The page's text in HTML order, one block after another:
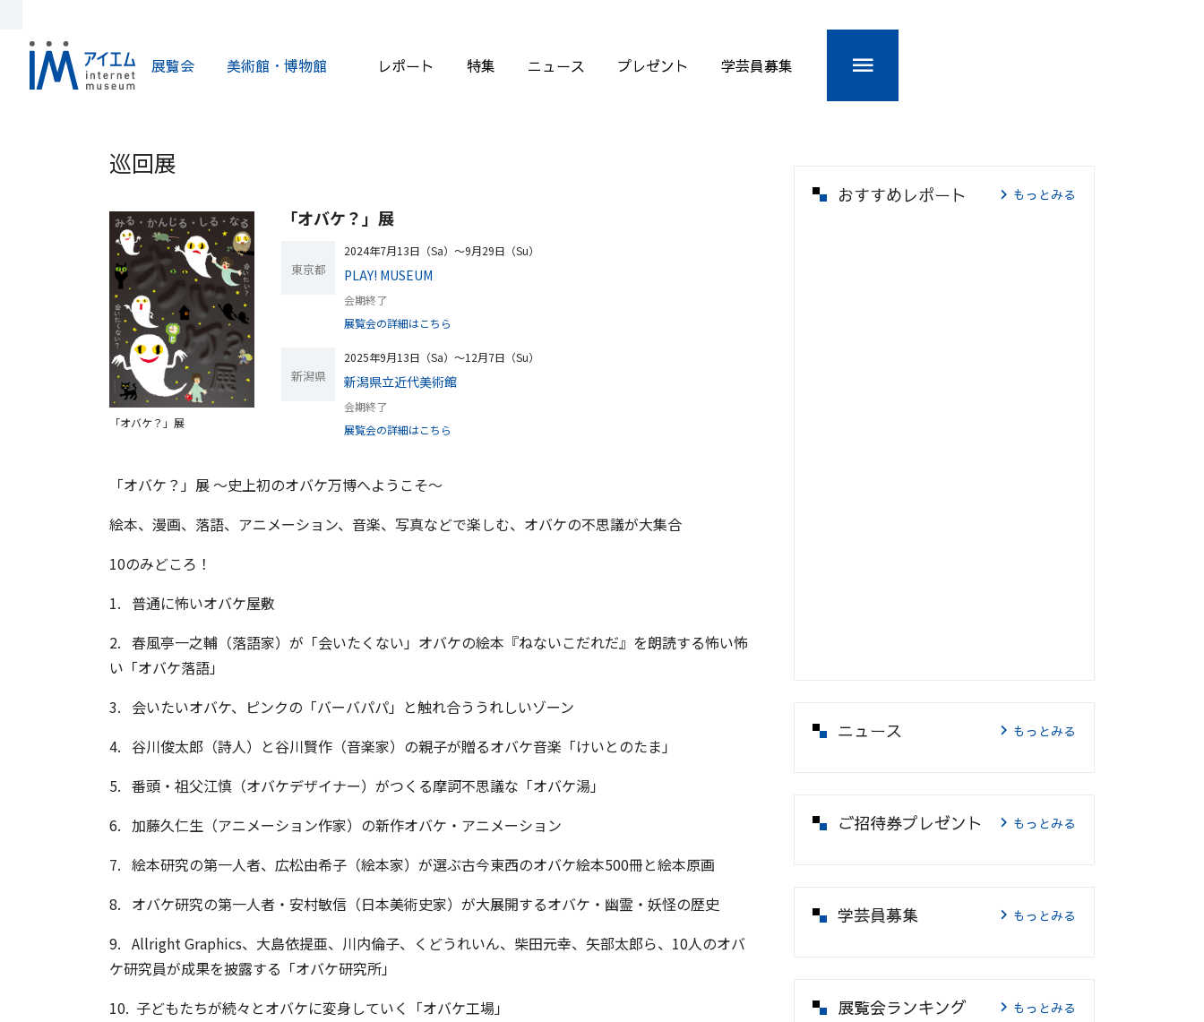
展覧会 美術館・博物館 レポート 特集 ニュース プレゼント 学芸員募集
巡回展
「オバケ？」展
「オバケ？」展
東京都
2024年7月13日（Sa）〜9月29日（Su）
PLAY! MUSEUM
会期終了
展覧会の詳細はこちら
新潟県
2025年9月13日（Sa）〜12月7日（Su）
新潟県立近代美術館
会期終了
展覧会の詳細はこちら
「オバケ？」展 〜史上初のオバケ万博へようこそ〜
絵本、漫画、落語、アニメーション、音楽、写真などで楽しむ、オバケの不思議が大集合
10のみどころ！
1. 普通に怖いオバケ屋敷
2. 春風亭一之輔（落語家）が「会いたくない」オバケの絵本『ねないこだれだ』を朗読する怖い怖
い「オバケ落語」
3. 会いたいオバケ、ピンクの「バーバパパ」と触れ合ううれしいゾーン
4. 谷川俊太郎（詩人）と谷川賢作（音楽家）の親子が贈るオバケ音楽「けいとのたま」
5. 番頭・祖父江慎（オバケデザイナー）がつくる摩訶不思議な「オバケ湯」
6. 加藤久仁生（アニメーション作家）の新作オバケ・アニメーション
7. 絵本研究の第一人者、広松由希子（絵本家）が選ぶ古今東西のオバケ絵本500冊と絵本原画
8. オバケ研究の第一人者・安村敏信（日本美術史家）が大展開するオバケ・幽霊・妖怪の歴史
9. Allright Graphics、大島依提亜、川内倫子、くどうれいん、柴田元幸、矢部太郎ら、10人のオバ
ケ研究員が成果を披露する「オバケ研究所」
10. 子どもたちが続々とオバケに変身していく「オバケ工場」
おすすめレポート もっとみる
ニュース もっとみる
ご招待券プレゼント もっとみる
学芸員募集 もっとみる
展覧会ランキング もっとみる